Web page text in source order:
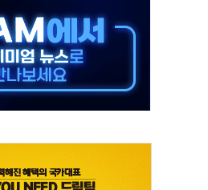
법 지연 '삼중 부담'